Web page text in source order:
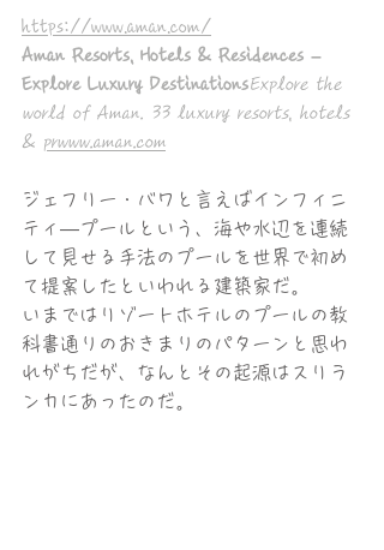
https://www.aman.com/
Aman Resorts, Hotels & Residences –
Explore Luxury DestinationsExplore the
world of Aman. 33 luxury resorts, hotels
& prwww.aman.com
ジェフリー・バワと言えばインフィニ
ティ―プールという、海や水辺を連続
して見せる手法のプールを世界で初め
て提案したといわれる建築家だ。
いまではリゾートホテルのプールの教
科書通りのおきまりのパターンと思わ
れがちだが、なんとその起源はスリラ
ンカにあったのだ。